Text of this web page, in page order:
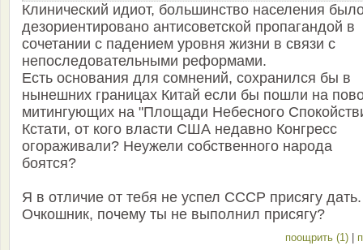
Клинический идиот, большинство населения
дезориентировано антисоветской пропагандой в
сочетании с падением уровня жизни в связи с
непоследовательными реформами.
Есть основания для сомнений, сохранился бы в
нынешних границах Китай если бы пошли на
митингующих на "Площади Небесного
Кстати, от кого власти США недавно Конгресс
огораживали? Неужели собственного народа
боятся?
Я в отличие от тебя не успел СССР присягу дать.
Очкошник, почему ты не выполнил присягу?
поощрить (1) |